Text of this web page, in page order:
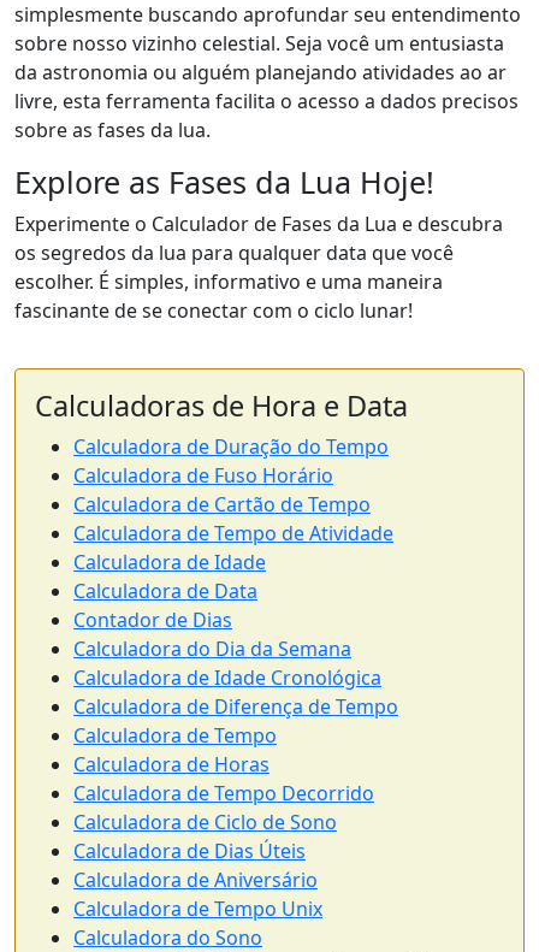
simplesmente buscando aprofundar seu entendimento
sobre nosso vizinho celestial. Seja você um entusiasta
da astronomia ou alguém planejando atividades ao ar
livre, esta ferramenta facilita o acesso a dados precisos
sobre as fases da lua.
Explore as Fases da Lua Hoje!
Experimente o Calculador de Fases da Lua e descubra
os segredos da lua para qualquer data que você
escolher. É simples, informativo e uma maneira
fascinante de se conectar com o ciclo lunar!
Calculadoras de Hora e Data
Calculadora de Duração do Tempo
Calculadora de Fuso Horário
Calculadora de Cartão de Tempo
Calculadora de Tempo de Atividade
Calculadora de Idade
Calculadora de Data
Contador de Dias
Calculadora do Dia da Semana
Calculadora de Idade Cronológica
Calculadora de Diferença de Tempo
Calculadora de Tempo
Calculadora de Horas
Calculadora de Tempo Decorrido
Calculadora de Ciclo de Sono
Calculadora de Dias Úteis
Calculadora de Aniversário
Calculadora de Tempo Unix
Calculadora do Sono